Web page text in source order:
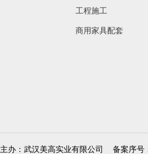
工程施工
商用家具配套
主办：武汉美高实业有限公司 备案序号